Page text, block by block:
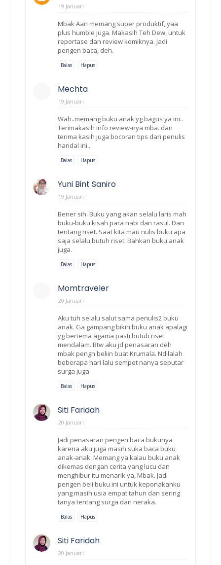
19 Januari
Mbak Aan memang super produktif, yaa
plus humble juga. Makasih Teh Dew, untuk
reportase dan review komiknya. Jadi
pengen baca, deh.
Balas Hapus
Mechta
19 Januari
Wah..memang buku anak yg bagus ya ini..
Terimakasih info review-nya mba..dan
terima kasih juga bocoran tips dari penulis
handal ini..
Balas Hapus
Yuni Bint Saniro
19 Januari
Bener sih. Buku yang akan selalu laris mah
buku-buku kisah para nabi dan rasul. Dan
tentang riset. Saat kita mau nulis buku apa
saja selalu butuh riset. Bahkan buku anak
juga.
Balas Hapus
Momtraveler
20 Januari
Aku tuh selalu salut sama penulis2 buku
anak. Ga gampang bikin buku anak apalagi
yg bertema agama pasti butub riset
mendalam. Btw aku jd penasaran deh
mbak pengn beliin buat Krumala. Ndilalah
beberapa hari lalu sempet nanya seputar
surga juga
Balas Hapus
Siti Faridah
20 Januari
Jadi penasaran pengen baca bukunya
karena aku juga masih suka baca buku
anak-anak. Memang ya kalau buku anak
dikemas dengan cerita yang lucu dan
menghibur itu menarik ya, Mbak. Jadi
pengen beli buku ini untuk keponakanku
yang masih usia empat tahun dan sering
tanya tentang surga dan neraka.
Balas Hapus
Siti Faridah
20 Januari